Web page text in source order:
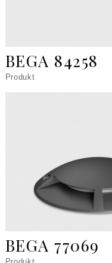
BEGA 84258
Produkt
BEGA 77069
Produkt